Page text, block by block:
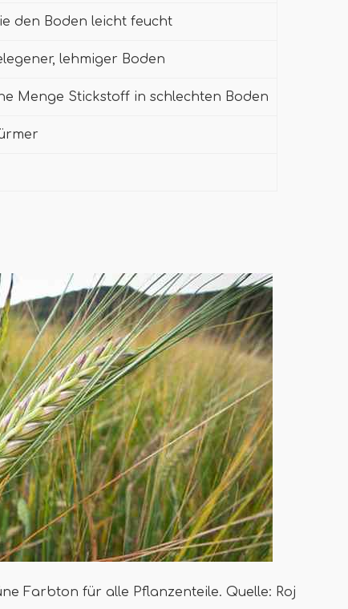
den Boden leicht feucht
lehmiger Boden
Menge Stickstoff in schlechten Boden
Farbton für alle Pflanzenteile. Quelle: Roj